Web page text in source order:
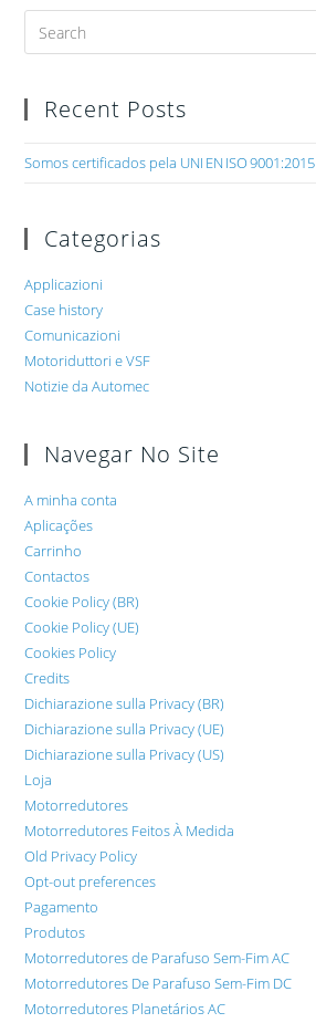
Recent Posts
Somos certificados pela UNI EN ISO 9001:2015
Categorias
Applicazioni
Case history
Comunicazioni
Motoriduttori e VSF
Notizie da Automec
Navegar No Site
A minha conta
Aplicações
Carrinho
Contactos
Cookie Policy (BR)
Cookie Policy (UE)
Cookies Policy
Credits
Dichiarazione sulla Privacy (BR)
Dichiarazione sulla Privacy (UE)
Dichiarazione sulla Privacy (US)
Loja
Motorredutores
Motorredutores Feitos À Medida
Old Privacy Policy
Opt-out preferences
Pagamento
Produtos
Motorredutores de Parafuso Sem-Fim AC
Motorredutores De Parafuso Sem-Fim DC
Motorredutores Planetários AC